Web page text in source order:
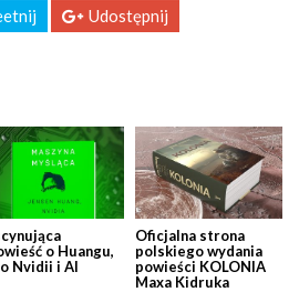
Udostępnij
o Huangu,
Nvidii i AI
Oficjalna strona
polskiego wydania
powieści KOLONIA
Maxa Kidruka